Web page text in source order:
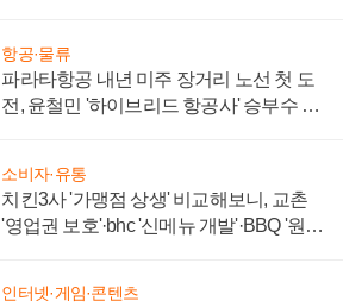
항공·물류
파라타항공 내년 미주 장거리 노선 첫 도
전, 윤철민 '하이브리드 항공사' 승부수 통
소비자·유통
치킨3사 '가맹점 상생' 비교해보니, 교촌
'영업권 보호'·bhc '신메뉴 개발'·BBQ '원가
인터넷·게임·콘텐츠